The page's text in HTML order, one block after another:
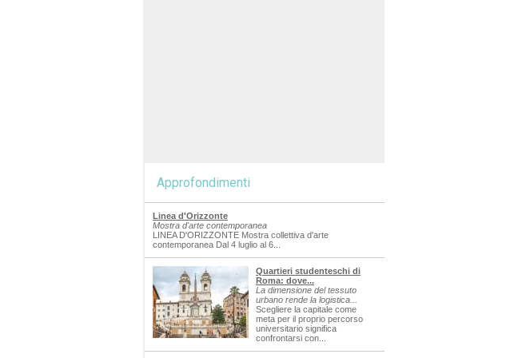
Approfondimenti
Linea d'Orizzonte
Mostra d'arte contemporanea
LINEA D'ORIZZONTE Mostra collettiva d'arte
contemporanea Dal 4 luglio al 6...
Quartieri studenteschi di
Roma: dove...
La dimensione del tessuto
urbano rende la logistica...
Scegliere la capitale come
meta per il proprio percorso
universitario significa
confrontarsi con...